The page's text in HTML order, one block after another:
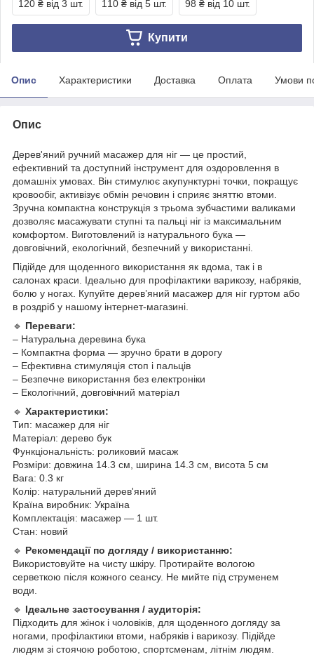
120 ₴ від 3 шт. 110 ₴ від 5 шт. 98 ₴ від 10 шт.
Купити
Опис Характеристики Доставка Оплата Умови
Опис
Дерев'яний ручний масажер для ніг — це простий,
ефективний та доступний інструмент для оздоровлення в
домашніх умовах. Він стимулює акупунктурні точки, покращує
кровообіг, активізує обмін речовин і сприяє зняттю втоми.
Зручна компактна конструкція з трьома зубчастими валиками
дозволяє масажувати ступні та пальці ніг із максимальним
комфортом. Виготовлений із натурального бука —
довговічний, екологічний, безпечний у використанні.
Підійде для щоденного використання як вдома, так і в
салонах краси. Ідеально для профілактики варикозу, набряків,
болю у ногах. Купуйте дерев’яний масажер для ніг гуртом або
в роздріб у нашому інтернет-магазині.
🔹 Переваги:
– Натуральна деревина бука
– Компактна форма — зручно брати в дорогу
– Ефективна стимуляція стоп і пальців
– Безпечне використання без електроніки
– Екологічний, довговічний матеріал
🔹 Характеристики:
Тип: масажер для ніг
Матеріал: дерево бук
Функціональність: роликовий масаж
Розміри: довжина 14.3 см, ширина 14.3 см, висота 5 см
Вага: 0.3 кг
Колір: натуральний дерев'яний
Країна виробник: Україна
Комплектація: масажер — 1 шт.
Стан: новий
🔹 Рекомендації по догляду / використанню:
Використовуйте на чисту шкіру. Протирайте вологою
серветкою після кожного сеансу. Не мийте під струменем
води.
🔹 Ідеальне застосування / аудиторія:
Підходить для жінок і чоловіків, для щоденного догляду за
ногами, профілактики втоми, набряків і варикозу. Підійде
людям зі стоячою роботою, спортсменам, літнім людям.